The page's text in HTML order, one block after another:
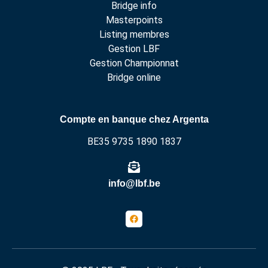
Bridge info
Masterpoints
Listing membres
Gestion LBF
Gestion Championnat
Bridge online
Compte en banque chez Argenta
BE35 9735 1890 1837
info@lbf.be